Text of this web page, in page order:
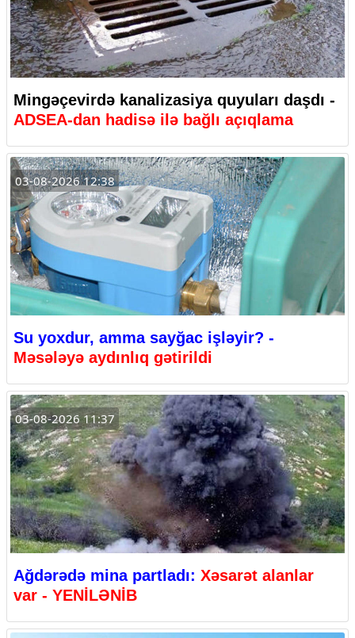
Mingəçevirdə kanalizasiya quyuları daşdı -
ADSEA-dan hadisə ilə bağlı açıqlama
03-08-2026 12:38
Su yoxdur, amma sayğac işləyir? -
Məsələyə aydınlıq gətirildi
03-08-2026 11:37
Ağdərədə mina partladı: Xəsarət alanlar
var - YENİLƏNİB